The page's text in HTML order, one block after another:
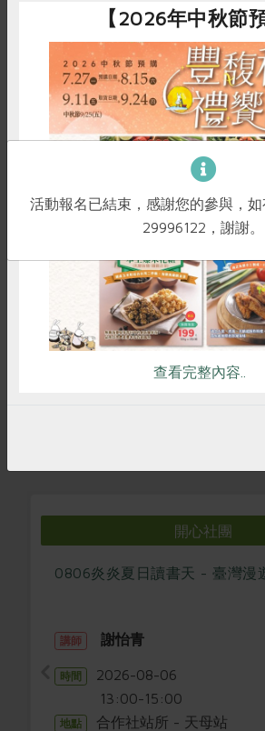
議題講座
兒福聯盟親職講座---《未來議
講師 沈寶莉
地點 新竹站三樓教室
立即報名
開心社團
0806炎炎夏日讀書天 - 臺灣漫
講師 謝怡青
時間 2026-08-06
13:00-15:00
地點 合作社站所 - 天母站
食安 共同購買
【2026年中秋節
查看完整內容..
活動報名已結束，感謝您的參與，
29996122，謝謝。